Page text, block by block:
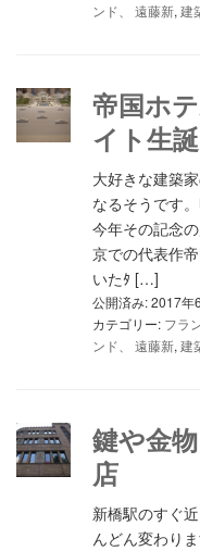
ンド、 遠藤新, 建
帝国ホ
イト生
大好きな建築
なるそうです
今年その記念
京での代表作
いたﾀ […]
公開済み: 2017年
カテゴリー: フラ
ンド、 遠藤新, 建
鍵や金
店
新橋駅のすぐ
んどん変わり